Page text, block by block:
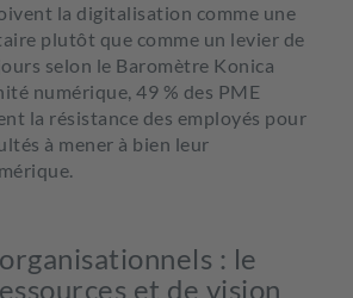
la digitalisation comme une
plutôt que comme un levier de
selon le Baromètre Konica
numérique, 49 % des PME
la résistance des employés pour
à mener à bien leur
: le
et de vision